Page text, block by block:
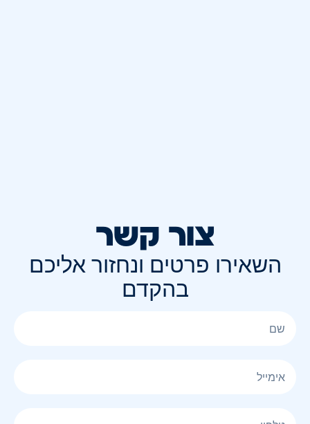
צור קשר
השאירו פרטים ונחזור אליכם
בהקדם